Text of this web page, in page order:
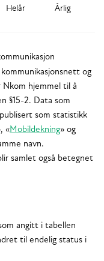
Helår Årlig
og
hjemmel til å
§15-2. Data som
som statistikk
«Mobildekning» og
navn.
samlet også betegnet
angitt i tabellen
til endelig status i